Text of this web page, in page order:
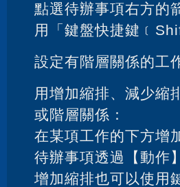
點選待辦事項右方的
用「鍵盤快捷鍵
設定有階層關係的工
用增加縮排、減少縮
或階層關係：
在某項工作的下方增
待辦事項透過【動作
增加縮排也可以使用